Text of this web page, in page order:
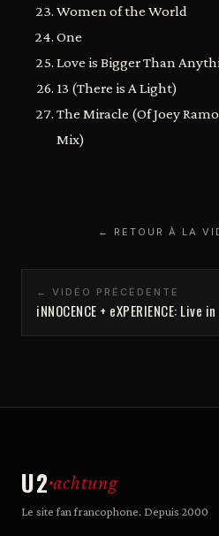
Women of the World
One
Love is Bigger Than
13 (There is A Light)
The Miracle (Of Joey
Mix)
← RETOUR À LA
← VIDÉO PRÉCÉDENTE
iNNOCENCE + eXPERIENCE: Live
U2 achtung
Le site fan francophone. Depuis 2000